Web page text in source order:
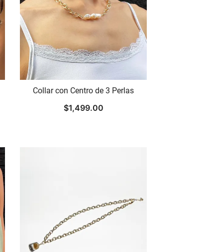
Collar con Centro de 3 Perlas
$1,499.00